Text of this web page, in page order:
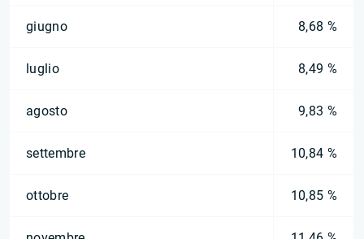
giugno 8,68 %
luglio 8,49 %
agosto 9,83 %
settembre 10,84 %
ottobre 10,85 %